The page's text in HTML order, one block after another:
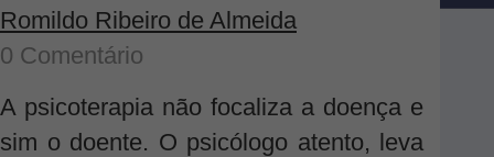
Romildo Ribeiro de Almeida
0 Comentário
A psicoterapia não focaliza a doença e
sim o doente. O psicólogo atento, leva